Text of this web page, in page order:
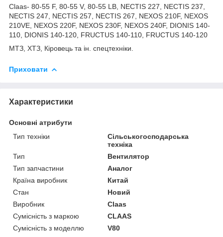
Claas- 80-55 F, 80-55 V, 80-55 LB, NECTIS 227, NECTIS 237,
NECTIS 247, NECTIS 257, NECTIS 267, NEXOS 210F, NEXOS
210VE, NEXOS 220F, NEXOS 230F, NEXOS 240F, DIONIS 140-
110, DIONIS 140-120, FRUCTUS 140-110, FRUCTUS 140-120
МТЗ, ХТЗ, Кіровець та ін. спецтехніки.
Приховати
Характеристики
Основні атрибути
Тип техніки
Сільськогосподарська
техніка
Тип
Вентилятор
Тип запчастини
Аналог
Країна виробник
Китай
Стан
Новий
Виробник
Claas
Сумісність з маркою
CLAAS
Сумісність з моделлю
V80